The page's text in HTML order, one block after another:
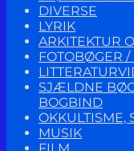
DIVERSE
LYRIK
ARKITEKTUR
FOTOBØGER /
SJÆLDNE
BOGBIND
OKKULTISME,
MUSIK